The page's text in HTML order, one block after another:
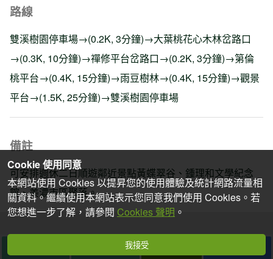
路線
雙溪樹園停車場→(0.2K, 3分鐘)→大葉桃花心木林岔路口
→(0.3K, 10分鐘)→禪修平台岔路口→(0.2K, 3分鐘)→第倫
桃平台→(0.4K, 15分鐘)→雨豆樹林→(0.4K, 15分鐘)→觀景
平台→(1.5K, 25分鐘)→雙溪樹園停車場
備註
可安排週休二日順遊鄰近景點黃蝶翠谷、鍾理和文學紀念
館、美濃市區聚落。
Cookie 使用同意
本網站使用 Cookies 以提昇您的使用體驗及統計網路流量相
關資料。繼續使用本網站表示您同意我們使用 Cookies。若
您想進一步了解，請參閱 Cookies 聲明 。
我接受